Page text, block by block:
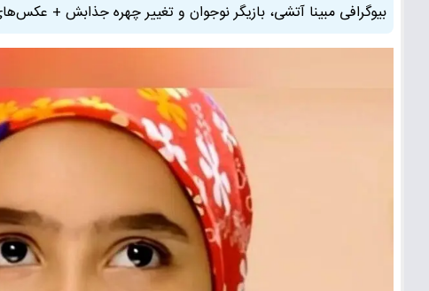
بیوگرافی مبینا آتشی، بازیگر نوجوان و تغییر چهره جذابش +